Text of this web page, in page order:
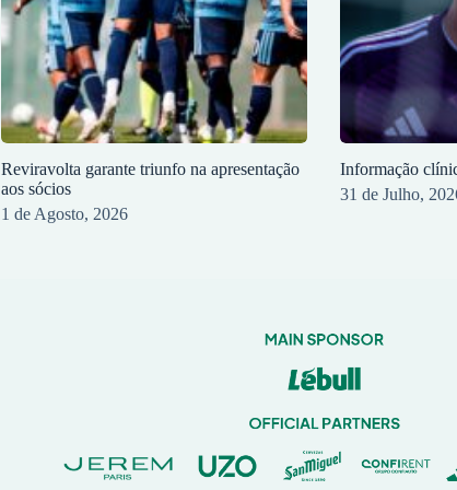
Reviravolta garante triunfo na apresentação
aos sócios
1 de Agosto, 2026
Informação
31 de Julho,